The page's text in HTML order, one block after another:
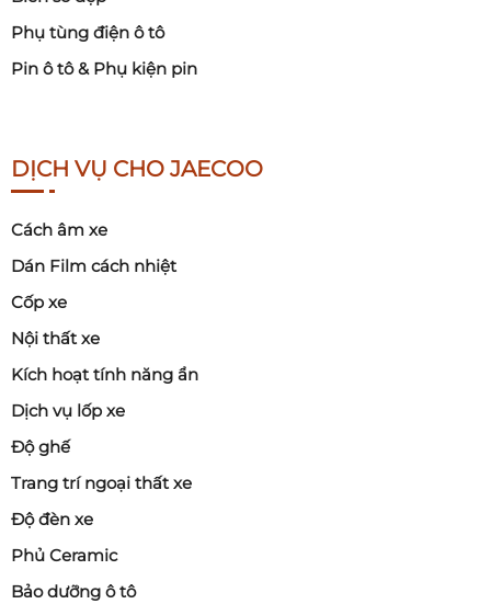
Phụ tùng điện ô tô
Pin ô tô & Phụ kiện pin
DỊCH VỤ CHO JAECOO
Cách âm xe
Dán Film cách nhiệt
Cốp xe
Nội thất xe
Kích hoạt tính năng ẩn
Dịch vụ lốp xe
Độ ghế
Trang trí ngoại thất xe
Độ đèn xe
Phủ Ceramic
Bảo dưỡng ô tô